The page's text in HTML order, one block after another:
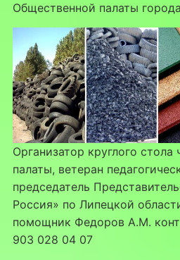
Общественной палаты
Организатор круглого
палаты, ветеран
председатель
Россия» по Липецкой
помощник Федоров А.М.
903 028 04 07